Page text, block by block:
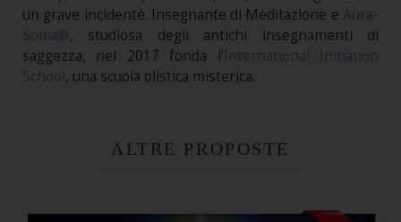
un grave incidente. Insegnante di Meditazione e Aura-
Soma®, studiosa degli antichi insegnamenti di
saggezza, nel 2017 fonda l’International Initiation
School, una scuola olistica misterica.
ALTRE PROPOSTE